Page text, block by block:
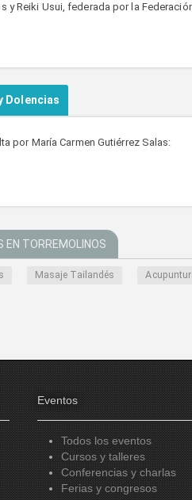
y Reiki Usui, federada por la
Dolencias
por María Carmen Gutiérrez Salas:
EN TORREMOLINOS
Masaje Tailandés
Eventos
Todos los eventos
Cursos y talleres
Conferencias y charlas
Ferias y congresos